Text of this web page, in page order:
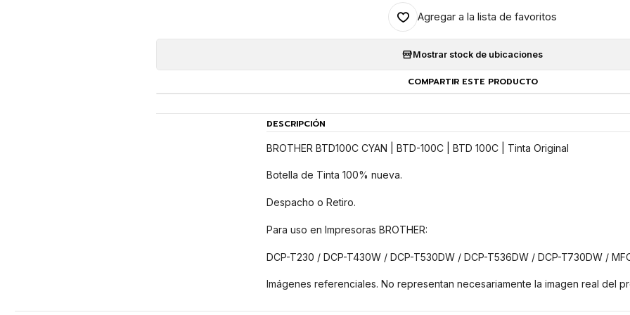
Agregar a la lista de favoritos
Mostrar stock de ubicaciones
COMPARTIR ESTE PRODUCTO
DESCRIPCIÓN
BROTHER BTD100C CYAN | BTD-100C | BTD 100C | Tinta Original
Botella de Tinta 100% nueva.
Despacho o Retiro.
Para uso en Impresoras BROTHER:
DCP-T230 / DCP-T430W / DCP-T530DW / DCP-T536DW / DCP-T730DW /
Imágenes referenciales. No representan necesariamente la imagen real del